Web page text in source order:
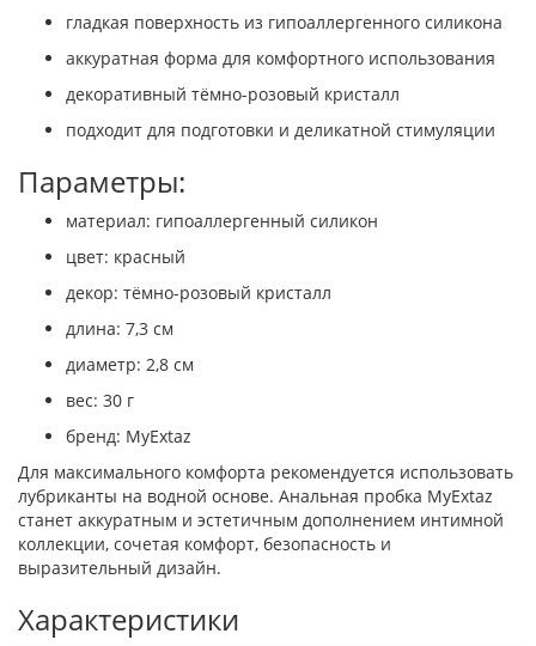
гладкая поверхность из гипоаллергенного силикона
аккуратная форма для комфортного использования
декоративный тёмно-розовый кристалл
подходит для подготовки и деликатной стимуляции
Параметры:
материал: гипоаллергенный силикон
цвет: красный
декор: тёмно-розовый кристалл
длина: 7,3 см
диаметр: 2,8 см
вес: 30 г
бренд: MyExtaz
Для максимального комфорта рекомендуется использовать
лубриканты на водной основе. Анальная пробка MyExtaz
станет аккуратным и эстетичным дополнением интимной
коллекции, сочетая комфорт, безопасность и
выразительный дизайн.
Характеристики